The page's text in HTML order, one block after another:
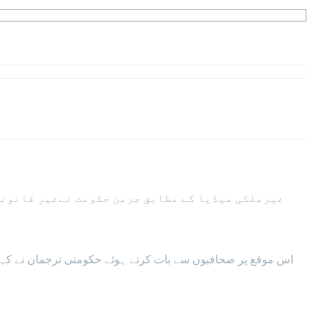
غیرملکی میڈیا کے مطابق جرمن حکومت نےغیر
اس موقع پر صحافیوں سے بات کرتے ہوئے حکومتی ترجمان نے